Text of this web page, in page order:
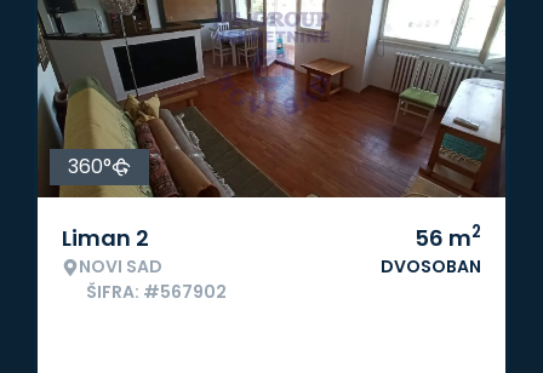
360°
Liman 2
NOVI SAD
ŠIFRA: #567902
56 m2
DVOSOBAN